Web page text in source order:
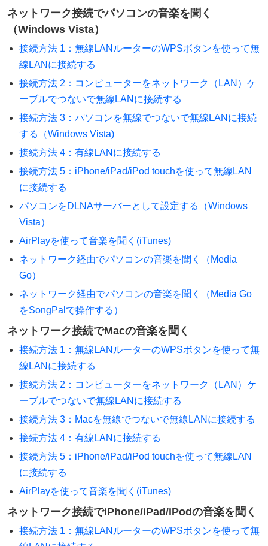
ネットワーク接続でパソコンの音楽を聞く
（Windows Vista）
接続方法 1：無線LANルーターのWPSボタンを使って無
線LANに接続する
接続方法 2：コンピューターをネットワーク（LAN）ケ
ーブルでつないで無線LANに接続する
接続方法 3：パソコンを無線でつないで無線LANに接続
する（Windows Vista)
接続方法 4：有線LANに接続する
接続方法 5：iPhone/iPad/iPod touchを使って無線LAN
に接続する
パソコンをDLNAサーバーとして設定する（Windows
Vista）
AirPlayを使って音楽を聞く(iTunes)
ネットワーク経由でパソコンの音楽を聞く（Media
Go）
ネットワーク経由でパソコンの音楽を聞く（Media Go
をSongPalで操作する）
ネットワーク接続でMacの音楽を聞く
接続方法 1：無線LANルーターのWPSボタンを使って無
線LANに接続する
接続方法 2：コンピューターをネットワーク（LAN）ケ
ーブルでつないで無線LANに接続する
接続方法 3：Macを無線でつないで無線LANに接続する
接続方法 4：有線LANに接続する
接続方法 5：iPhone/iPad/iPod touchを使って無線LAN
に接続する
AirPlayを使って音楽を聞く(iTunes)
ネットワーク接続でiPhone/iPad/iPodの音楽を聞く
接続方法 1：無線LANルーターのWPSボタンを使って無